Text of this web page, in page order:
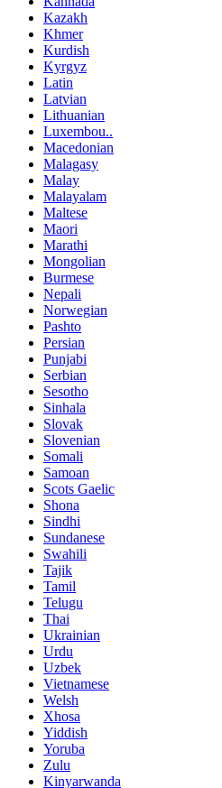
Kazakh
Khmer
Kurdish
Kyrgyz
Latin
Latvian
Lithuanian
Luxembou..
Macedonian
Malagasy
Malay
Malayalam
Maltese
Maori
Marathi
Mongolian
Burmese
Nepali
Norwegian
Pashto
Persian
Punjabi
Serbian
Sesotho
Sinhala
Slovak
Slovenian
Somali
Samoan
Scots Gaelic
Shona
Sindhi
Sundanese
Swahili
Tajik
Tamil
Telugu
Thai
Ukrainian
Urdu
Uzbek
Vietnamese
Welsh
Xhosa
Yiddish
Yoruba
Zulu
Kinyarwanda